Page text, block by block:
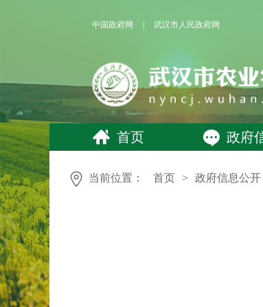
中国政府网 武汉市人民政府网
首页 政府
当前位置： 首页 > 政府信息公开